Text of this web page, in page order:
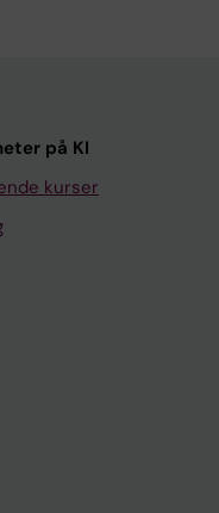
på KI
kurser